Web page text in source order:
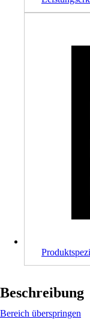
Beschreibung
Bereich überspringen